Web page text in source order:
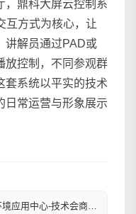
，鼎科大屏云控制系
互方式为核心，让
讲解员通过PAD或
放控制，不同参观群
套系统以平实的技术
日常运营与形象展示
北京生态环境部卫星环境应用中心-技术会商智慧升级